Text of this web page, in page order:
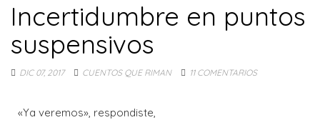
Incertidumbre en puntos
suspensivos
DIC 07, 2017 CUENTOS QUE RIMAN 11 COMENTARIOS
«Ya veremos», respondiste,